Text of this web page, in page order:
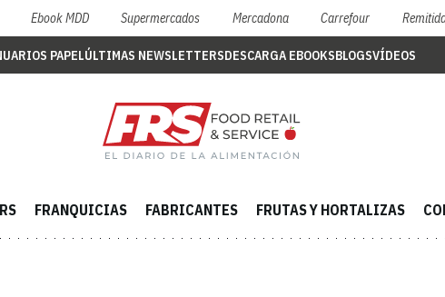
Ebook MDD Supermercados Mercadona Carrefour
PAPELÚLTIMAS NEWSLETTERSDESCARGA EBOOKSBLOGSVÍDEOS
FRANQUICIAS FABRICANTES FRUTAS Y HORTALIZAS